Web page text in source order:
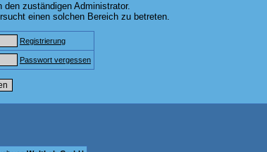
zuständigen Administrator.
einen solchen Bereich zu betreten.
Registrierung
Passwort vergessen